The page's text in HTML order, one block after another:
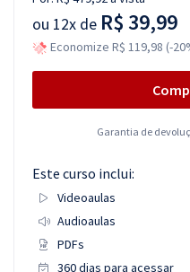
ou 12x de R$ 39,99
Economize R$ 119,98 (-
Garantia de
Este curso inclui:
Videoaulas
Audioaulas
PDFs
360 dias para acessar